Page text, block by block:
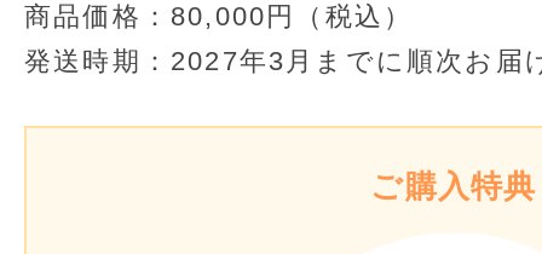
商品価格： 80,000円（税込）
発送時期： 2027年3月までに順次お届
ご購入特典